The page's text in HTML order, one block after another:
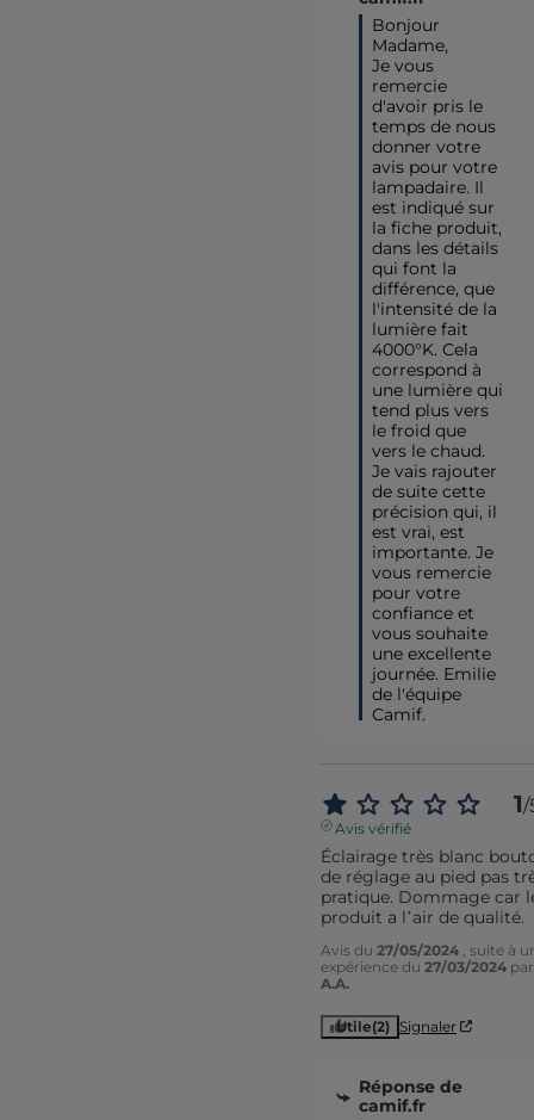
Bonjour
Madame,
Je vous
remercie
d'avoir pris le
temps de nous
donner votre
avis pour votre
lampadaire. Il
est indiqué sur
la fiche produit,
dans les détails
qui font la
différence, que
l'intensité de la
lumière fait
4000°K. Cela
correspond à
une lumière qui
tend plus vers
le froid que
vers le chaud.
Je vais rajouter
de suite cette
précision qui, il
est vrai, est
importante. Je
vous remercie
pour votre
confiance et
vous souhaite
une excellente
journée. Emilie
de l'équipe
Camif.
1/
Avis vérifié
Éclairage très blanc
de réglage au pied pas
pratique. Dommage car
produit a l’air de qualité.
Avis du 27/05/2024
, suite à
expérience du 27/03/2024 par
A.A.
Utile(2) Signaler
Réponse de
camif.fr